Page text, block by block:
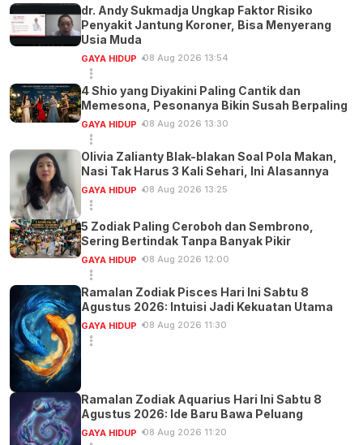
dr. Andy Sukmadja Ungkap Faktor Risiko
Penyakit Jantung Koroner, Bisa Menyerang
Usia Muda
GAYA HIDUP 08 Aug 2026 13:54
4 Shio yang Diyakini Paling Cantik dan
Memesona, Pesonanya Bikin Susah Berpaling
GAYA HIDUP 08 Aug 2026 13:30
Olivia Zalianty Blak-blakan Soal Pola Makan,
Nasi Tak Harus 3 Kali Sehari, Ini Alasannya
GAYA HIDUP 08 Aug 2026 13:25
5 Zodiak Paling Ceroboh dan Sembrono,
Sering Bertindak Tanpa Banyak Pikir
GAYA HIDUP 08 Aug 2026 12:00
Ramalan Zodiak Pisces Hari Ini Sabtu 8
Agustus 2026: Intuisi Jadi Kekuatan Utama
GAYA HIDUP 08 Aug 2026 11:30
Ramalan Zodiak Aquarius Hari Ini Sabtu 8
Agustus 2026: Ide Baru Bawa Peluang
GAYA HIDUP 08 Aug 2026 11:20